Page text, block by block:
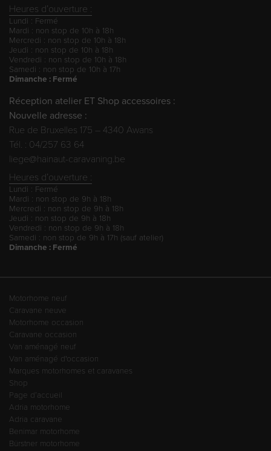
Heures d’ouverture :
Lundi : Fermé
Mardi : non stop de 10h à 18h
Mercredi : non stop de 10h à 18h
Jeudi : non stop de 10h à 18h
Vendredi : non stop de 10h à 18h
Samedi : non stop de 10h à 17h
Dimanche : Fermé
Réception atelier ET Shop accessoires :
Nouvelle adresse :
Rue de Bruxelles 175 – 4340 Awans
Tél. : 04/257 63 64
liege@hainaut-caravaning.be
Heures d’ouverture :
Lundi : Fermé
Mardi : non stop de 9h à 18h
Mercredi : non stop de 9h à 18h
Jeudi : non stop de 9h à 18h
Vendredi : non stop de 9h à 18h
Samedi : non stop de 9h à 17h (sauf atelier)
Dimanche : Fermé
Motorhome neuf
Caravane neuve
Motorhome occasion
Caravane occasion
Van aménagé neuf
Van aménagé d'occasion
Marques motorhomes et caravanes
Shop
Page d’accueil
Adria motorhome
Adria caravane
Benimar motorhome
Bürstner motorhome